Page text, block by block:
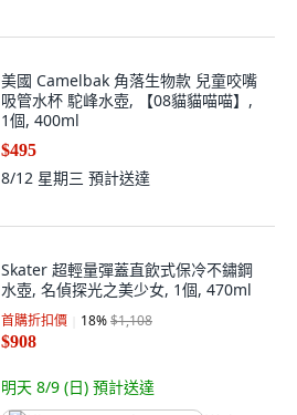
美國 Camelbak 角落生物款 兒童咬嘴
吸管水杯 駝峰水壺, 【08貓貓喵喵】,
1個, 400ml
$495
8/12 星期三 預計送達
Skater 超輕量彈蓋直飲式保冷不鏽鋼
水壺, 名偵探光之美少女, 1個, 470ml
首購折扣價 18%$1,108
$908
明天 8/9 (日) 預計送達